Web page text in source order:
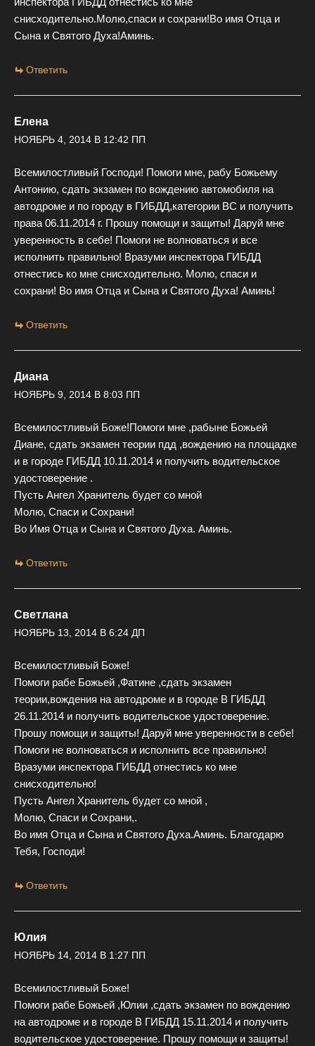
снисходительно.Молю,спаси и сохрани!Во имя Отца и
Сына и Святого Духа!Аминь.
Ответить
Елена
НОЯБРЬ 4, 2014 В 12:42 ПП
Всемилостливый Господи! Помоги мне, рабу Божьему
Антонию, сдать экзамен по вождению автомобиля на
автодроме и по городу в ГИБДД,категории ВС и получить
права 06.11.2014 г. Прошу помощи и защиты! Даруй мне
уверенность в себе! Помоги не волноваться и все
исполнить правильно! Вразуми инспектора ГИБДД
отнестись ко мне снисходительно. Молю, спаси и
сохрани! Во имя Отца и Сына и Святого Духа! Аминь!
Ответить
Диана
НОЯБРЬ 9, 2014 В 8:03 ПП
Всемилостливый Боже!Помоги мне ,рабыне Божьей
Диане, сдать экзамен теории пдд ,вождению на площадке
и в городе ГИБДД 10.11.2014 и получить водительское
удостоверение .
Пусть Ангел Хранитель будет со мной
Молю, Спаси и Сохрани!
Во Имя Отца и Сына и Святого Духа. Аминь.
Ответить
Светлана
НОЯБРЬ 13, 2014 В 6:24 ДП
Всемилостливый Боже!
Помоги рабе Божьей ,Фатине ,сдать экзамен
теории,вождения на автодроме и в городе В ГИБДД
26.11.2014 и получить водительское удостоверение.
Прошу помощи и защиты! Даруй мне уверенности в себе!
Помоги не волноваться и исполнить все правильно!
Вразуми инспектора ГИБДД отнестись ко мне
снисходительно!
Пусть Ангел Хранитель будет со мной ,
Молю, Спаси и Сохрани,.
Во имя Отца и Сына и Святого Духа.Аминь. Благодарю
Тебя, Господи!
Ответить
Юлия
НОЯБРЬ 14, 2014 В 1:27 ПП
Всемилостливый Боже!
Помоги рабе Божьей ,Юлии ,сдать экзамен по вождению
на автодроме и в городе В ГИБДД 15.11.2014 и получить
водительское удостоверение. Прошу помощи и защиты!